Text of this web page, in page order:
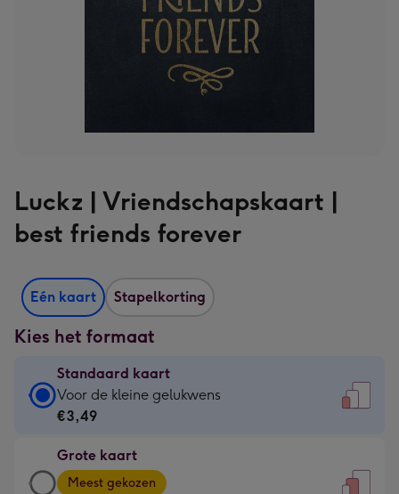
Luckz | Vriendschapskaart |
best friends forever
Eén kaart Stapelkorting
Kies het formaat
Standaard kaart
Standaard
kaart
€3,49
-
Voor de kleine gelukwens
€3,49
Grote kaart
Grote
Meest gekozen